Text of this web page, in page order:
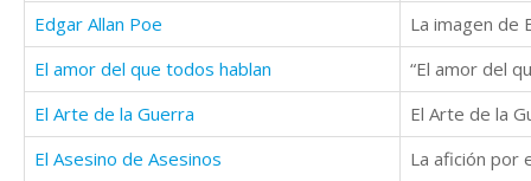
Edgar Allan Poe
El amor del que todos hablan
El Arte de la Guerra
El Asesino de Asesinos
La afición por